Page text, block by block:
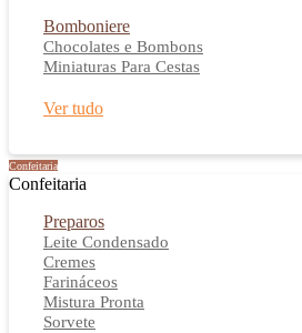
Bomboniere
Chocolates e Bombons
Miniaturas Para Cestas
Ver tudo
Confeitaria
Confeitaria
Preparos
Leite Condensado
Cremes
Farináceos
Mistura Pronta
Sorvete